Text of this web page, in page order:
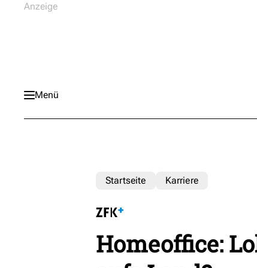
Menü
Startseite Karriere
Homeoffice: